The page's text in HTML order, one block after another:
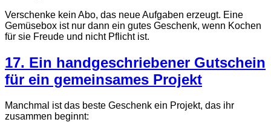
Verschenke kein Abo, das neue Aufgaben erzeugt. Eine
Gemüsebox ist nur dann ein gutes Geschenk, wenn Kochen
für sie Freude und nicht Pflicht ist.
17. Ein handgeschriebener Gutschein
für ein gemeinsames Projekt
Manchmal ist das beste Geschenk ein Projekt, das ihr
zusammen beginnt: